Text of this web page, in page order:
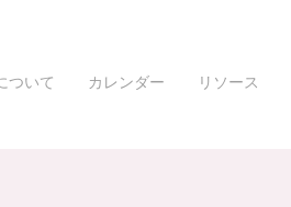
ついて カレンダー リソース